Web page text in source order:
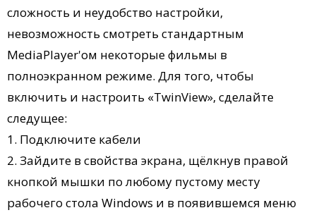
сложность и неудобство настройки,
невозможность смотреть стандартным
MediaPlayer'ом некоторые фильмы в
полноэкранном режиме. Для того, чтобы
включить и настроить «TwinView», сделайте
следущее:
1. Подключите кабели
2. Зайдите в свойства экрана, щёлкнув правой
кнопкой мышки по любому пустому месту
рабочего стола Windows и в появившемся меню